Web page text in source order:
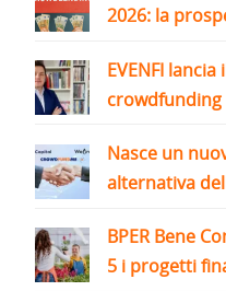
2026: la
EVENFI
crowdfunding
Nasce un
alternativa
BPER Bene
5 i progetti